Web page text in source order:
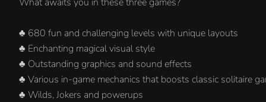
♣ 680 fun and challenging levels with unique layouts
♣ Enchanting magical visual style
♣ Outstanding graphics and sound effects
♣ Various in-game mechanics that boosts classic solitaire
♣ Wilds, Jokers and powerups